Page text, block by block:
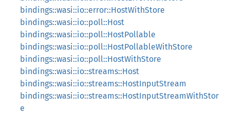
bindings::wasi::io::error::HostWithStore
bindings::wasi::io::poll::Host
bindings::wasi::io::poll::HostPollable
bindings::wasi::io::poll::HostPollableWithStore
bindings::wasi::io::poll::HostWithStore
bindings::wasi::io::streams::Host
bindings::wasi::io::streams::HostInputStream
bindings::wasi::io::streams::HostInputStreamWithStor
e